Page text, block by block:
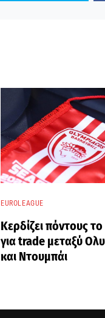
EUROLEAGUE
Κερδίζει πόντους
για trade μεταξύ
και Ντουμπάι